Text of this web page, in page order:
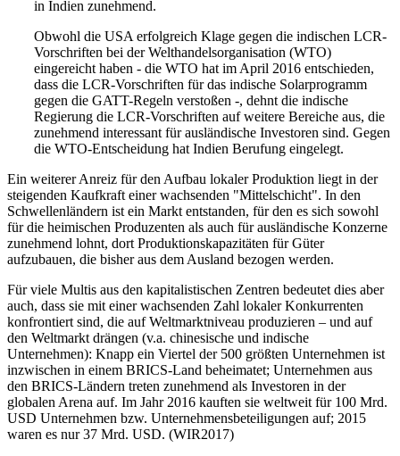
in Indien zunehmend.
Obwohl die USA erfolgreich Klage gegen die indischen LCR-
Vorschriften bei der Welthandelsorganisation (WTO)
eingereicht haben - die WTO hat im April 2016 entschieden,
dass die LCR-Vorschriften für das indische Solarprogramm
gegen die GATT-Regeln verstoßen -, dehnt die indische
Regierung die LCR-Vorschriften auf weitere Bereiche aus, die
zunehmend interessant für ausländische Investoren sind. Gegen
die WTO-Entscheidung hat Indien Berufung eingelegt.
Ein weiterer Anreiz für den Aufbau lokaler Produktion liegt in der
steigenden Kaufkraft einer wachsenden "Mittelschicht". In den
Schwellenländern ist ein Markt entstanden, für den es sich sowohl
für die heimischen Produzenten als auch für ausländische Konzerne
zunehmend lohnt, dort Produktionskapazitäten für Güter
aufzubauen, die bisher aus dem Ausland bezogen werden.
Für viele Multis aus den kapitalistischen Zentren bedeutet dies aber
auch, dass sie mit einer wachsenden Zahl lokaler Konkurrenten
konfrontiert sind, die auf Weltmarktniveau produzieren – und auf
den Weltmarkt drängen (v.a. chinesische und indische
Unternehmen): Knapp ein Viertel der 500 größten Unternehmen ist
inzwischen in einem BRICS-Land beheimatet; Unternehmen aus
den BRICS-Ländern treten zunehmend als Investoren in der
globalen Arena auf. Im Jahr 2016 kauften sie weltweit für 100 Mrd.
USD Unternehmen bzw. Unternehmensbeteiligungen auf; 2015
waren es nur 37 Mrd. USD. (WIR2017)